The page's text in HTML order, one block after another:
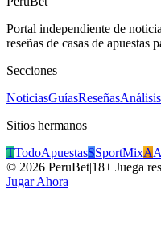
Portal independiente de
reseñas de casas de apuestas
Secciones
NoticiasGuíasReseñasAnálisis
Sitios hermanos
TTodoApuestasSSportMixA
© 2026 PeruBet|18+ Juega
Jugar Ahora